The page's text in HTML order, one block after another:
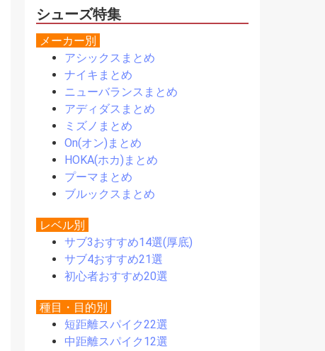
シューズ特集
メーカー別
アシックスまとめ
ナイキまとめ
ニューバランスまとめ
アディダスまとめ
ミズノまとめ
On(オン)まとめ
HOKA(ホカ)まとめ
プーマまとめ
ブルックスまとめ
レベル別
サブ3おすすめ14選(厚底)
サブ4おすすめ21選
初心者おすすめ20選
種目・目的別
短距離スパイク22選
中距離スパイク12選